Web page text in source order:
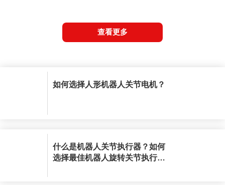
查看更多
如何选择人形机器人关节电机？
什么是机器人关节执行器？如何
选择最佳机器人旋转关节执行